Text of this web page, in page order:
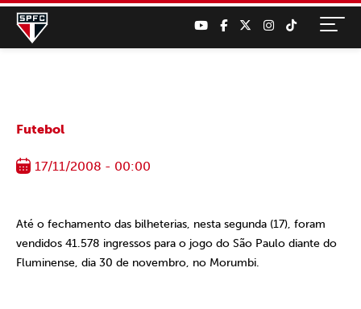
Futebol
17/11/2008 - 00:00
Até o fechamento das bilheterias, nesta segunda (17), foram
vendidos 41.578 ingressos para o jogo do São Paulo diante do
Fluminense, dia 30 de novembro, no Morumbi.